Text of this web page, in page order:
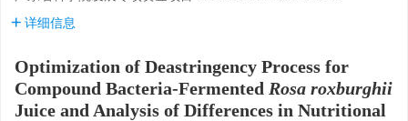
详细信息
Optimization of Deastringency Process for
Compound Bacteria-Fermented Rosa roxburghii
Juice and Analysis of Differences in Nutritional